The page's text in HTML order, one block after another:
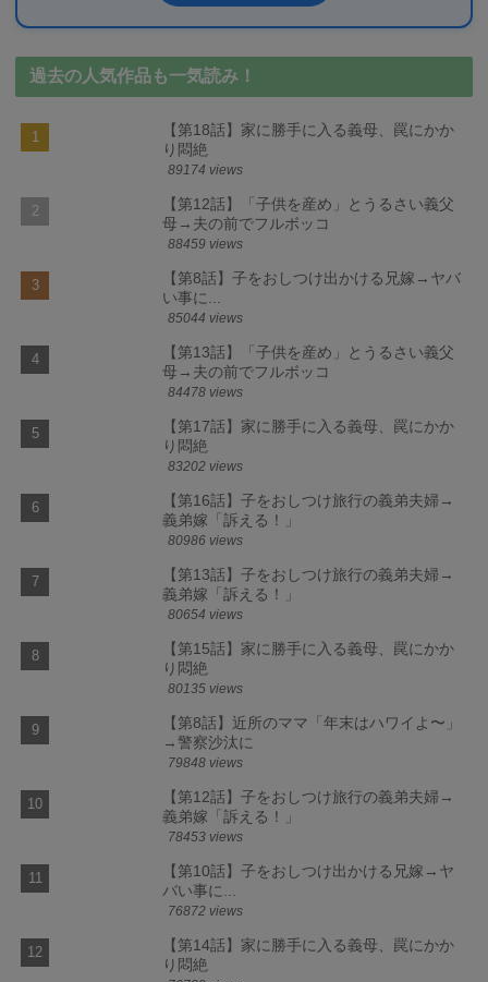
過去の人気作品も一気読み！
【第18話】家に勝手に入る義母、罠にかか
り悶絶
89174 views
【第12話】「子供を産め」とうるさい義父
母→夫の前でフルボッコ
88459 views
【第8話】子をおしつけ出かける兄嫁→ヤバ
い事に...
85044 views
【第13話】「子供を産め」とうるさい義父
母→夫の前でフルボッコ
84478 views
【第17話】家に勝手に入る義母、罠にかか
り悶絶
83202 views
【第16話】子をおしつけ旅行の義弟夫婦→
義弟嫁「訴える！」
80986 views
【第13話】子をおしつけ旅行の義弟夫婦→
義弟嫁「訴える！」
80654 views
【第15話】家に勝手に入る義母、罠にかか
り悶絶
80135 views
【第8話】近所のママ「年末はハワイよ〜」
→警察沙汰に
79848 views
【第12話】子をおしつけ旅行の義弟夫婦→
義弟嫁「訴える！」
78453 views
【第10話】子をおしつけ出かける兄嫁→ヤ
バい事に...
76872 views
【第14話】家に勝手に入る義母、罠にかか
り悶絶